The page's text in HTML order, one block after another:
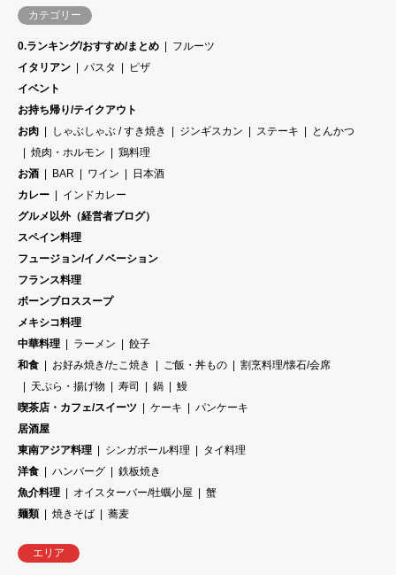
カテゴリー
0.ランキング/おすすめ/まとめ
フルーツ
イタリアン
パスタ
ピザ
イベント
お持ち帰り/テイクアウト
お肉
しゃぶしゃぶ / すき焼き ジンギスカン ステーキ
とんかつ
焼肉・ホルモン
鶏料理
お酒
BAR ワイン
日本酒
カレー
インドカレー
グルメ以外（経営者ブログ）
スペイン料理
フュージョン/イノベーション
フランス料理
ボーンブロススープ
メキシコ料理
中華料理
ラーメン
餃子
和食
お好み焼き/たこ焼き ご飯・丼もの
割烹料理/懐石/会席
天ぷら・揚げ物
寿司 鍋
鰻
喫茶店・カフェ/スイーツ
ケーキ
パンケーキ
居酒屋
東南アジア料理
シンガポール料理
タイ料理
洋食
ハンバーグ
鉄板焼き
魚介料理
オイスターバー/牡蠣小屋
蟹
麺類
焼きそば 蕎麦
エリア